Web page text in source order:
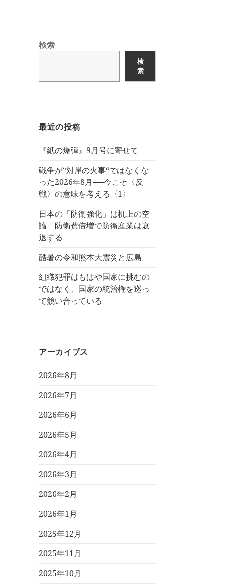
検索
検
索
最近の投稿
『紙の爆弾』9月号に寄せて
戦争が‟対岸の火事“ではなくな
った2026年8月──今こそ〈反
戦〉の意味を考える〈1〉
日本の「防衛強化」は机上の空
論 防衛費倍増で防衛産業は衰
退する
酷暑の令和熊本大震災と広島
組織犯罪はもはや国家に挑むの
ではなく、国家の統治権を巡っ
て競い合っている
アーカイブス
2026年8月
2026年7月
2026年6月
2026年5月
2026年4月
2026年3月
2026年2月
2026年1月
2025年12月
2025年11月
2025年10月